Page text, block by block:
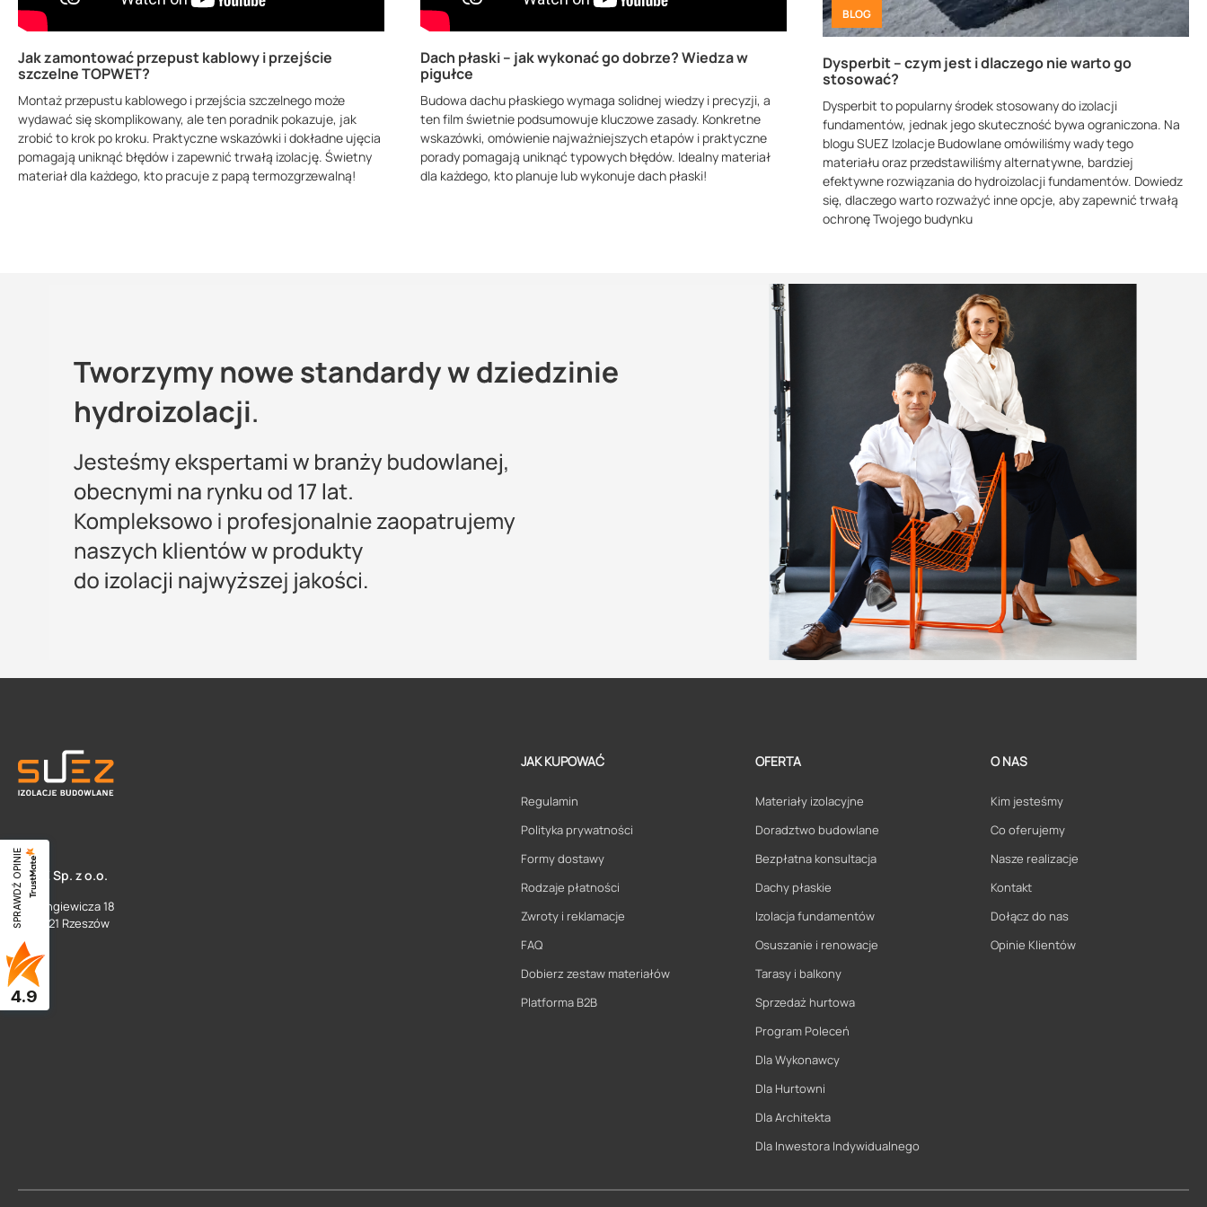
Jak zamontować przepust kablowy i przejście
szczelne TOPWET?
Montaż przepustu kablowego i przejścia szczelnego może
wydawać się skomplikowany, ale ten poradnik pokazuje, jak
zrobić to krok po kroku. Praktyczne wskazówki i dokładne ujęcia
pomagają uniknąć błędów i zapewnić trwałą izolację. Świetny
materiał dla każdego, kto pracuje z papą termozgrzewalną!
Dach płaski – jak wykonać go dobrze? Wiedza w
pigułce
Budowa dachu płaskiego wymaga solidnej wiedzy i precyzji, a
ten film świetnie podsumowuje kluczowe zasady. Konkretne
wskazówki, omówienie najważniejszych etapów i praktyczne
porady pomagają uniknąć typowych błędów. Idealny materiał
dla każdego, kto planuje lub wykonuje dach płaski!
BLOG
Dysperbit – czym jest i dlaczego nie warto go
stosować?
Dysperbit to popularny środek stosowany do izolacji
fundamentów, jednak jego skuteczność bywa ograniczona. Na
blogu SUEZ Izolacje Budowlane omówiliśmy wady tego
materiału oraz przedstawiliśmy alternatywne, bardziej
efektywne rozwiązania do hydroizolacji fundamentów. Dowiedz
się, dlaczego warto rozważyć inne opcje, aby zapewnić trwałą
ochronę Twojego budynku
SUEZ Sp. z o.o.
ul. Langiewicza 18
35 - 021 Rzeszów
JAK KUPOWAĆ
Regulamin
Polityka prywatności
Formy dostawy
Rodzaje płatności
Zwroty i reklamacje
FAQ
Dobierz zestaw materiałów
Platforma B2B
OFERTA
Materiały izolacyjne
Doradztwo budowlane
Bezpłatna konsultacja
Dachy płaskie
Izolacja fundamentów
Osuszanie i renowacje
Tarasy i balkony
Sprzedaż hurtowa
Program Poleceń
Dla Wykonawcy
Dla Hurtowni
Dla Architekta
Dla Inwestora Indywidualnego
O NAS
Kim jesteśmy
Co oferujemy
Nasze realizacje
Kontakt
Dołącz do nas
Opinie Klientów
SPRAWDŹ OPINIE
4.9